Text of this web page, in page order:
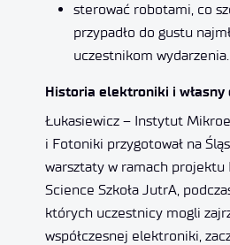
sterować robotami, co
przypadło do gustu
uczestnikom wydarzenia.
Historia elektroniki i
Łukasiewicz – Instytut
i Fotoniki przygotował na
warsztaty w ramach projektu
Science Szkoła JutrA,
których uczestnicy mogli
współczesnej elektroniki,